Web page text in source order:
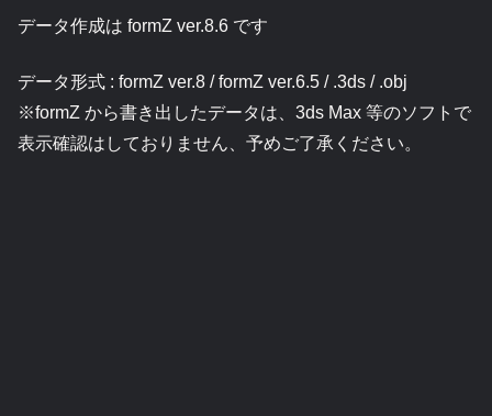
データ作成は formZ ver.8.6 です
データ形式 : formZ ver.8 / formZ ver.6.5 / .3ds / .obj
※formZ から書き出したデータは、3ds Max 等のソフトで
表示確認はしておりません、予めご了承ください。